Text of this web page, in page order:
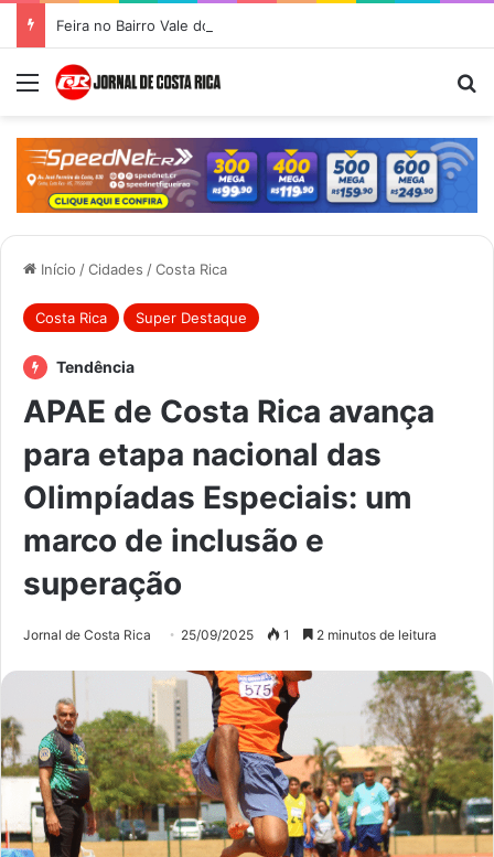
Menu
Início /Cidades /Costa Rica
Costa Rica Super Destaque
Tendência
APAE de Costa Rica avança
para etapa nacional das
Olimpíadas Especiais: um
marco de inclusão e
superação
Jornal de Costa Rica 25/09/2025 1 2 minutos de leitura